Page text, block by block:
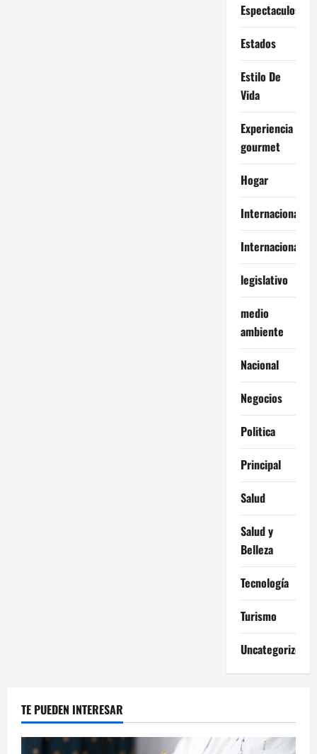
Espectaculos
Estados
Estilo De
Vida
Experiencia
gourmet
Hogar
Internacional
Internacionales
legislativo
medio
ambiente
Nacional
Negocios
Politica
Principal
Salud
Salud y
Belleza
Tecnología
Turismo
Uncategorized
TE PUEDEN INTERESAR